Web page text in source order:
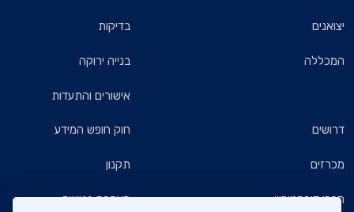
יצואנים
המכללה
בדיקות
בנייה ירוקה
אישורים והתעדות
דרושים
מכרזים
חברי דירקטוריון
חוק חופש המידע
תקנון
הצהרת נגישות